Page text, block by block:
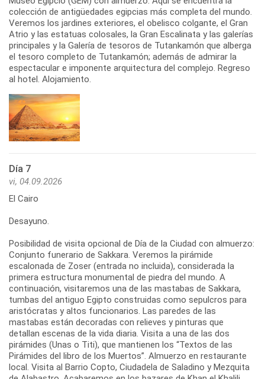
colección de antigüedades egipcias más completa del mundo.
Veremos los jardines exteriores, el obelisco colgante, el Gran
Atrio y las estatuas colosales, la Gran Escalinata y las galerías
principales y la Galería de tesoros de Tutankamón que alberga
el tesoro completo de Tutankamón; además de admirar la
espectacular e imponente arquitectura del complejo. Regreso
al hotel. Alojamiento.
Día 7
vi, 04.09.2026
El Cairo
Desayuno.
Posibilidad de visita opcional de Día de la Ciudad con almuerzo:
Conjunto funerario de Sakkara. Veremos la pirámide
escalonada de Zoser (entrada no incluida), considerada la
primera estructura monumental de piedra del mundo. A
continuación, visitaremos una de las mastabas de Sakkara,
tumbas del antiguo Egipto construidas como sepulcros para
aristócratas y altos funcionarios. Las paredes de las
mastabas están decoradas con relieves y pinturas que
detallan escenas de la vida diaria. Visita a una de las dos
pirámides (Unas o Titi), que mantienen los “Textos de las
Pirámides del libro de los Muertos”. Almuerzo en restaurante
local. Visita al Barrio Copto, Ciudadela de Saladino y Mezquita